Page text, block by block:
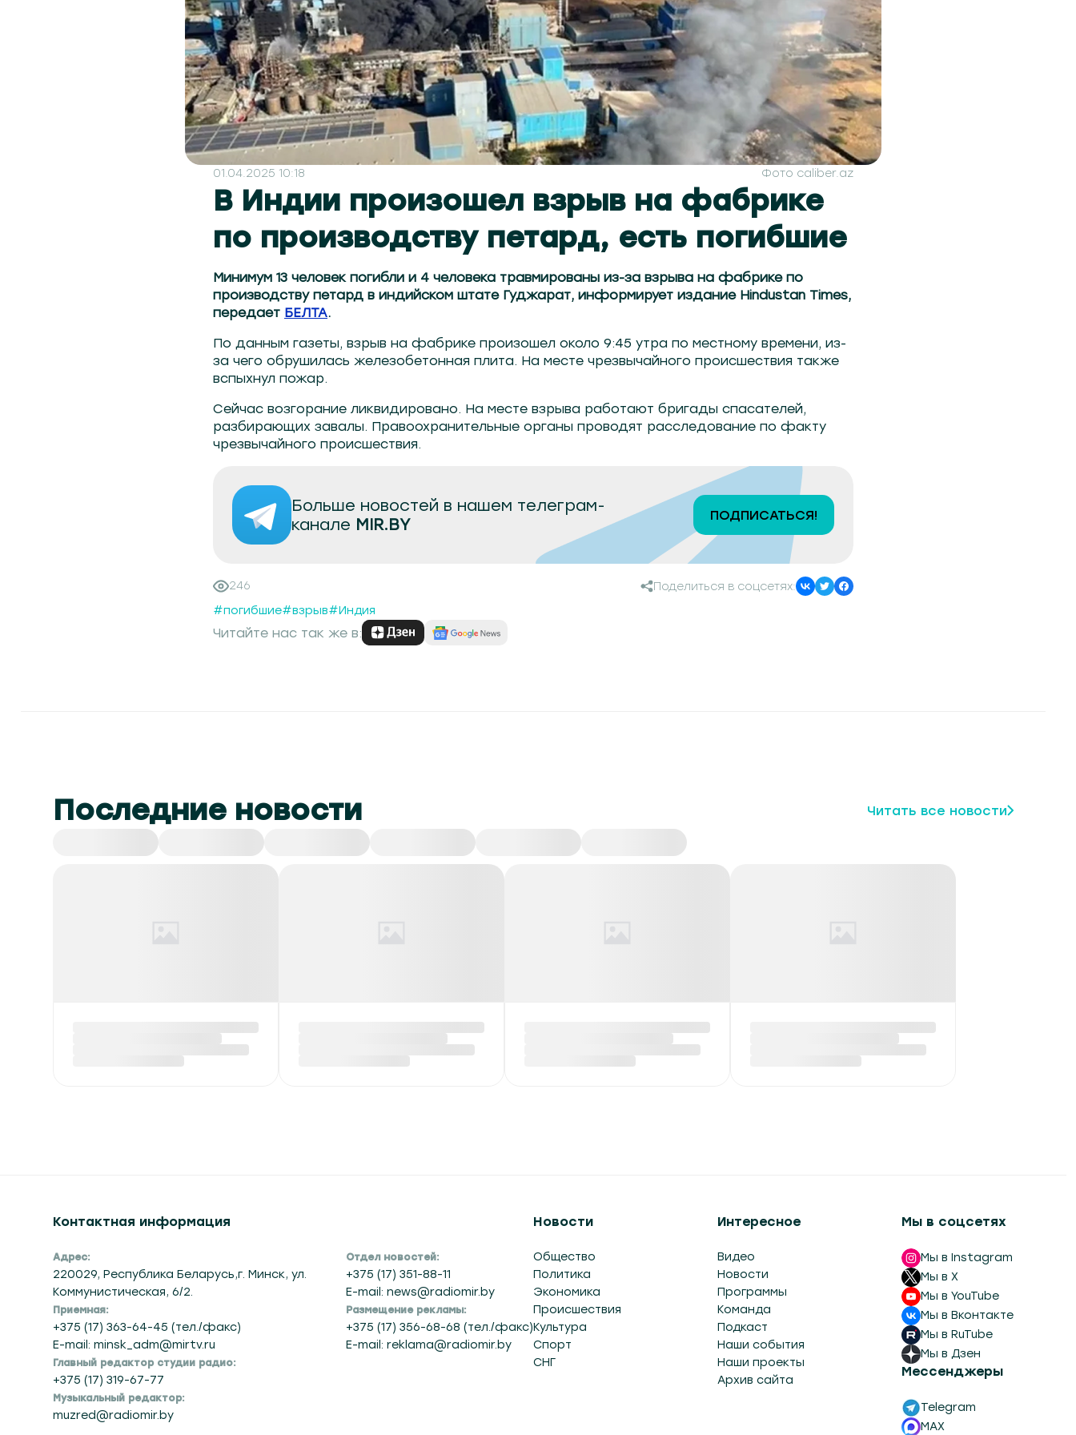
01.04.2025 10:18 Фото caliber.az
В Индии произошел взрыв на фабрике
по производству петард, есть погибшие
Минимум 13 человек погибли и 4 человека травмированы из-за взрыва на фабрике по
производству петард в индийском штате Гуджарат, информирует издание Hindustan Times,
передает БЕЛТА.
По данным газеты, взрыв на фабрике произошел около 9:45 утра по местному времени, из-
за чего обрушилась железобетонная плита. На месте чрезвычайного происшествия также
вспыхнул пожар.
Сейчас возгорание ликвидировано. На месте взрыва работают бригады спасателей,
разбирающих завалы. Правоохранительные органы проводят расследование по факту
чрезвычайного происшествия.
Больше новостей в нашем телеграм-
канале MIR.BY ПОДПИСАТЬСЯ!
246
Поделиться в соцсетях:
#погибшие#взрыв#Индия
Читайте нас так же в:
Последние новости Читать все новости
опасности и до +40 °С
В Беларуси обнулены
экспортные пошлины
ДТП на Гомельщине:
трое погибших, в том
жители Березинского
Контактная информация
Адрес:
220029, Республика Беларусь,г. Минск, ул.
Коммунистическая, 6/2.
Приемная:
+375 (17) 363-64-45 (тел./факс)
E-mail: minsk_adm@mirtv.ru
Главный редактор студии радио:
+375 (17) 319-67-77
Отдел новостей:
+375 (17) 351-88-11
E-mail: news@radiomir.by
Размещение рекламы:
Новости
Общество
Политика
Экономика
Происшествия
Культура
Интересное
Видео
Новости
Программы
Команда
Подкаст
Наши события
Мы в соцсетях
Мы в Instagram
Мы в X
Мы в YouTube
Мы в Вконтакте
Мы в RuTube
Мессенджеры